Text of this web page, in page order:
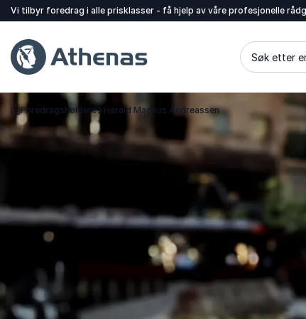
Vi tilbyr foredrag i alle prisklasser - få hjelp av våre profesjonelle
Søk etter
Gå tilbake til startsiden
Foredragsholdere Harald Magnus Andreassen